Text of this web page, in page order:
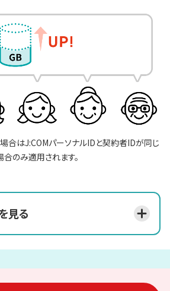
場合はJ:COMパーソナルIDと契約者IDが同じ
合のみ適用されます。
見る